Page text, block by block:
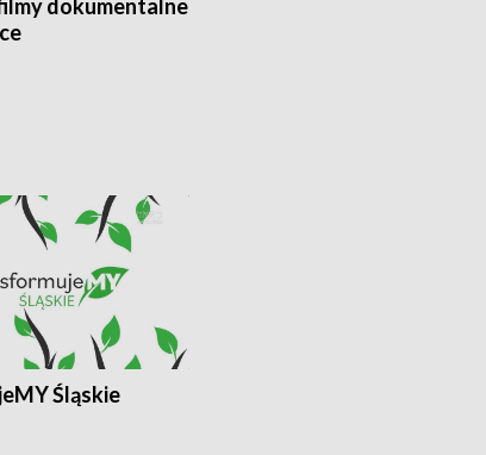
dokumentalne
Śląskie